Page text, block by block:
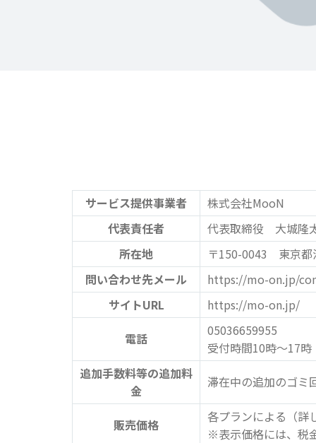
サービス提供事業者
株式会社MooN
代表責任者
代表取締役 大城隆
所在地
〒150-0043 東京都
問い合わせ先メール
https://mo-on.jp/
サイトURL
https://mo-on.jp/
電話
05036659955
受付時間10時〜17時
追加手数料等の追加料
金
滞在中の追加のゴミ
販売価格
各プランによる（詳
※表示価格には、税